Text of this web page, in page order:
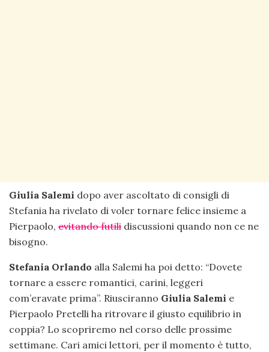
Giulia Salemi dopo aver ascoltato di consigli di
Stefania ha rivelato di voler tornare felice insieme a
Pierpaolo, evitando futili discussioni quando non ce ne
bisogno.
Stefania Orlando alla Salemi ha poi detto: “Dovete
tornare a essere romantici, carini, leggeri
com’eravate prima”. Riusciranno Giulia Salemi e
Pierpaolo Pretelli ha ritrovare il giusto equilibrio in
coppia? Lo scopriremo nel corso delle prossime
settimane. Cari amici lettori, per il momento è tutto,